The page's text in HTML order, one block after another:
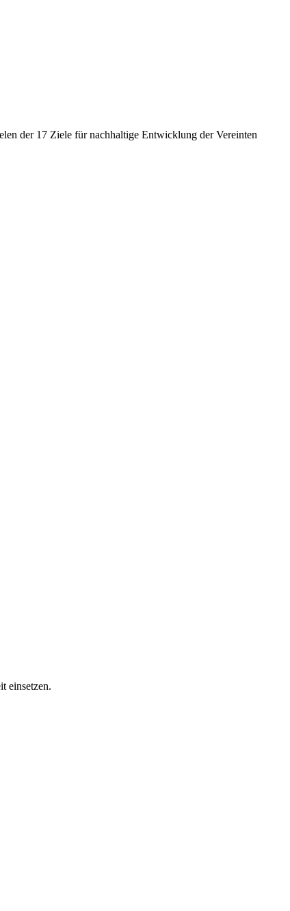
der 17 Ziele für nachhaltige Entwicklung der Vereinten
einsetzen.